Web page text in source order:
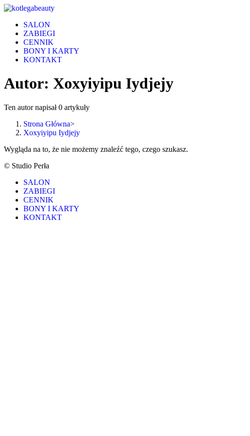
Skip
contentSALON
ZABIEGI
CENNIK
BONY I KARTY
KONTAKT
Autor: Xoxyiyipu Iydjejy
Ten autor napisał 0 artykuły
Strona Główna>
Xoxyiyipu Iydjejy
Wygląda na to, że nie możemy znaleźć tego, czego szukasz.
© Studio Perła
SALON
ZABIEGI
CENNIK
BONY I KARTY
KONTAKT